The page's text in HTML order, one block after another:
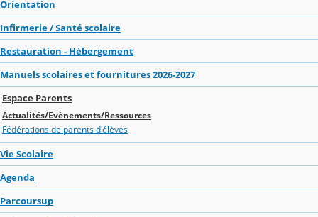
Orientation
Infirmerie / Santé scolaire
Restauration - Hébergement
Manuels scolaires et fournitures 2026-2027
Espace Parents
Actualités/Evènements/Ressources
Fédérations de parents d'élèves
Vie Scolaire
Agenda
Parcoursup